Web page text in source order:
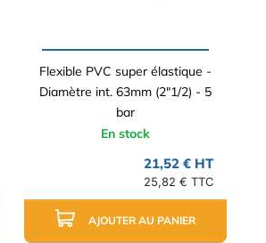
Flexible PVC super élastique -
Diamètre int. 63mm (2"1/2) - 5
bar
En stock
21,52 € HT
25,82 € TTC
AJOUTER AU PANIER